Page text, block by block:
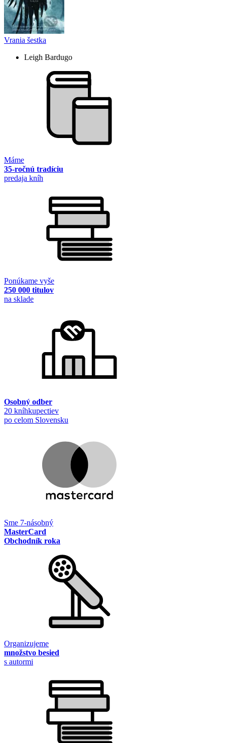
Vrania šestka
Leigh Bardugo
Máme
35-ročnú tradíciu
predaja kníh
Ponúkame vyše
250 000 titulov
na sklade
Osobný odber
20 kníhkupectiev
po celom Slovensku
Sme 7-násobný
MasterCard
Obchodník roka
Organizujeme
množstvo besied
s autormi